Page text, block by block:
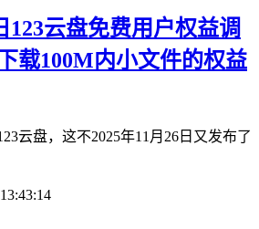
123云盘免费用户权益调
载100M内小文件的权益
云盘，这不2025年11月26日又发布了